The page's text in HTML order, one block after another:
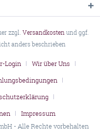
zzgl. Versandkostenund ggf.
anders beschrieben
Login
Wir über Uns
Impressum
- Alle Rechte vorbehalten